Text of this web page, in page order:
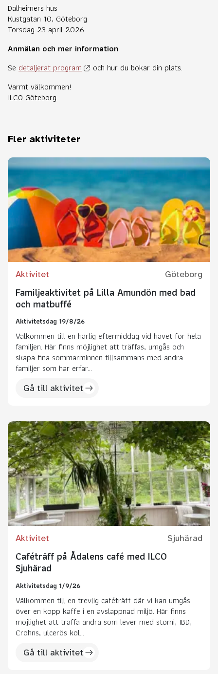
Dalheimers hus
Kustgatan 10, Göteborg
Torsdag 23 april 2026
Anmälan och mer information
Se detaljerat program
och hur du bokar din plats.
Varmt välkommen!
ILCO Göteborg
Fler aktiviteter
Aktivitet Göteborg
Familjeaktivitet på Lilla Amundön med bad
och matbuffé
Aktivitetsdag 19/8/26
Välkommen till en härlig eftermiddag vid havet för hela
familjen. Här finns möjlighet att träffas, umgås och
skapa fina sommarminnen tillsammans med andra
familjer som har erfar...
Gå till aktivitet
Aktivitet Sjuhärad
Caféträff på Ådalens café med ILCO
Sjuhärad
Aktivitetsdag 1/9/26
Välkommen till en trevlig caféträff där vi kan umgås
över en kopp kaffe i en avslappnad miljö. Här finns
möjlighet att träffa andra som lever med stomi, IBD,
Crohns, ulcerös kol...
Gå till aktivitet